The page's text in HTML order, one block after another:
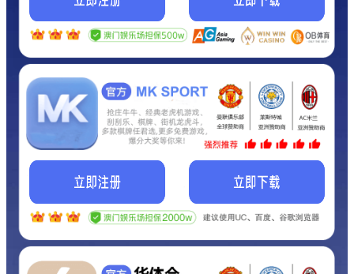
Hey Guys!
我们即将上线啦...
我们的网站正在建设.
它将是非常棒的网站.